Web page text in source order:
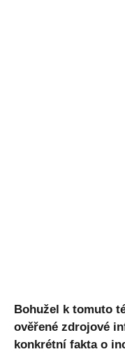
Bohužel k tomuto
ověřené zdrojové
konkrétní fakta o